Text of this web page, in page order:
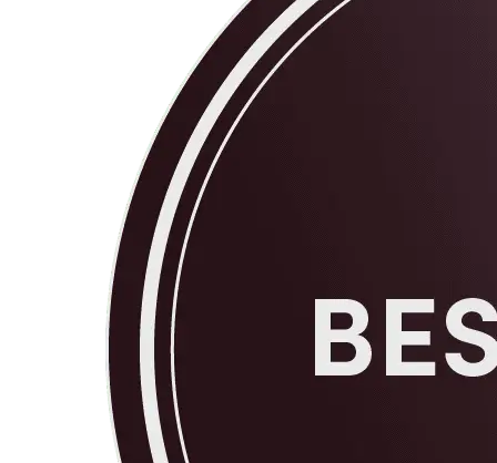
立即关注 Decodo德口多微信公众号，获取最新产
品动态、专属优惠及更多精彩内容！